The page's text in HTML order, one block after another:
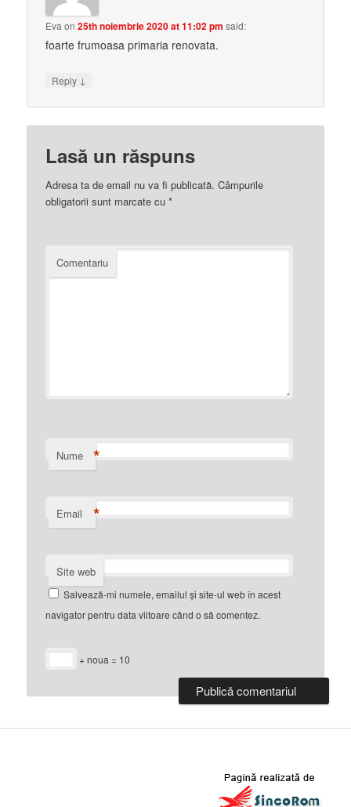
Evaon 25th noiembrie 2020 at 11:02 pm said:
foarte frumoasa primaria renovata.
Reply ↓
Lasă un răspuns
Adresa ta de email nu va fi publicată. Câmpurile
obligatorii sunt marcate cu *
Comentariu
Nume *
Email *
Site web
Salvează-mi numele, emailul și site-ul web în acest
navigator pentru data viitoare când o să comentez.
+ noua = 10